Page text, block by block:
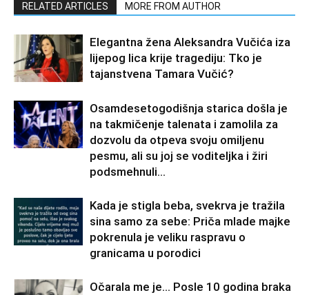
RELATED ARTICLES MORE FROM AUTHOR
Elegantna žena Aleksandra Vučića iza
lijepog lica krije tragediju: Tko je
tajanstvena Tamara Vučić?
Osamdesetogodišnja starica došla je
na takmičenje talenata i zamolila za
dozvolu da otpeva svoju omiljenu
pesmu, ali su joj se voditeljka i žiri
podsmehnuli...
Kada je stigla beba, svekrva je tražila
sina samo za sebe: Priča mlade majke
pokrenula je veliku raspravu o
granicama u porodici
Očarala me je… Posle 10 godina braka